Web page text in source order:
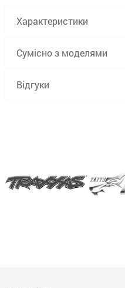
Характеристики
Сумісно з моделями
Відгуки